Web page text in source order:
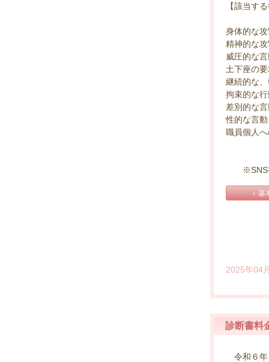
【該当す
身体的な
精神的な
威圧的な
土下座の
継続的な
拘束的な
差別的な
性的な言動
職員個人
※SNS等
基
2025年04
診断書料
令和６年